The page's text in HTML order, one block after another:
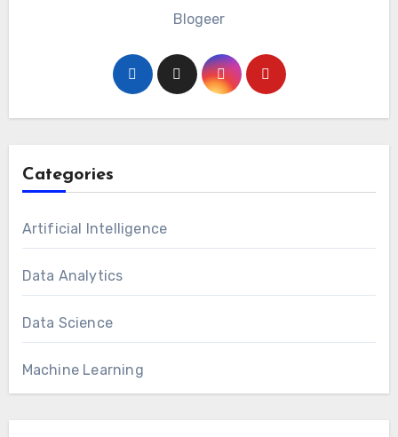
Blogeer
Categories
Artificial Intelligence
Data Analytics
Data Science
Machine Learning